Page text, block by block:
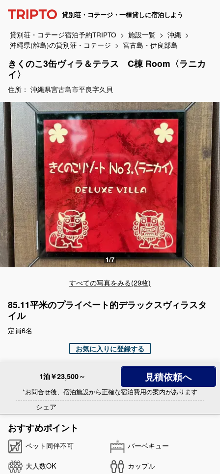
貸別荘・コテージ・一棟貸しに宿泊しよう
貸別荘・コテージ宿泊予約TRIPTO 施設一覧
沖縄
沖縄県(離島)の貸別荘・コテージ
宮古島・伊良部島
きくのこ3缶ヴィラ＆テラス C棟 Room〈ラニカ
イ〉
住所： 沖縄県宮古島市平良字久貝
すべての写真をみる(29枚)
85.11平米のプライベート的デラックスヴィラスタ
イル
定員6名
お気に入りに登録する
おすすめポイント
ペット同伴不可
バーベキュー
大人数OK
カップル
1泊￥23,500～
*お問合せ後、宿泊施設から正確な宿泊費用の案内があります
見積依頼へ
シェア